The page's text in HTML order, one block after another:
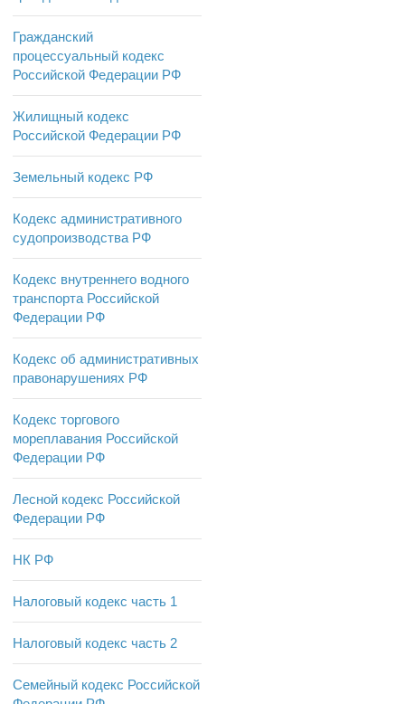
Гражданский
процессуальный кодекс
Российской Федерации РФ
Жилищный кодекс
Российской Федерации РФ
Земельный кодекс РФ
Кодекс административного
судопроизводства РФ
Кодекс внутреннего водного
транспорта Российской
Федерации РФ
Кодекс об административных
правонарушениях РФ
Кодекс торгового
мореплавания Российской
Федерации РФ
Лесной кодекс Российской
Федерации РФ
НК РФ
Налоговый кодекс часть 1
Налоговый кодекс часть 2
Семейный кодекс Российской